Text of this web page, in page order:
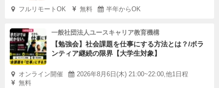
フルリモートOK 無料 半年からOK
一般社団法人ユースキャリア教育機構
【勉強会】社会課題を仕事にする方法とは？/ボラ
ンティア継続の限界【大学生対象】
オンライン開催
2026年8月6日(木) 21:00~22:00,他1日程
無料